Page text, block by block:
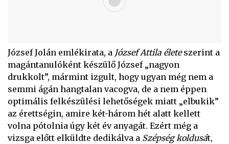
József Jolán emlékirata, a József Attila életeszerint a
magántanulóként készülő József „nagyon
drukkolt”, mármint izgult, hogy ugyan még nem a
semmi ágán hangtalan vacogva, de a nem éppen
optimális felkészülési lehetőségek miatt „elbukik”
az érettségin, amire két-három hét alatt kellett
volna pótolnia úgy két év anyagát. Ezért még a
vizsga előtt elküldte dedikálva a Szépség koldusát,